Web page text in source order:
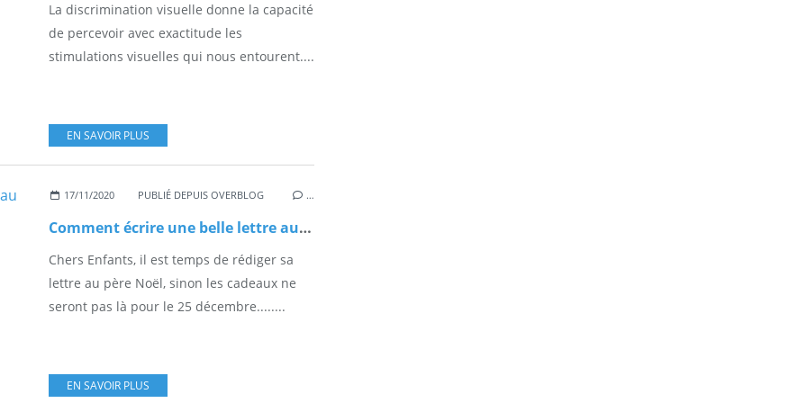
La discrimination visuelle donne la capacité
de percevoir avec exactitude les
stimulations visuelles qui nous entourent....
EN SAVOIR PLUS
17/11/2020 PUBLIÉ DEPUIS OVERBLOG …
Comment écrire une belle lettre au père Noël ?
Chers Enfants, il est temps de rédiger sa
lettre au père Noël, sinon les cadeaux ne
seront pas là pour le 25 décembre........
EN SAVOIR PLUS